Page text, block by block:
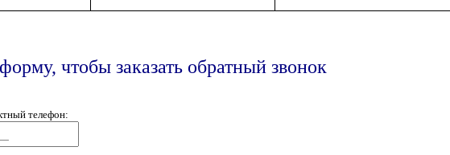
чтобы заказать обратный звонок
телефон: